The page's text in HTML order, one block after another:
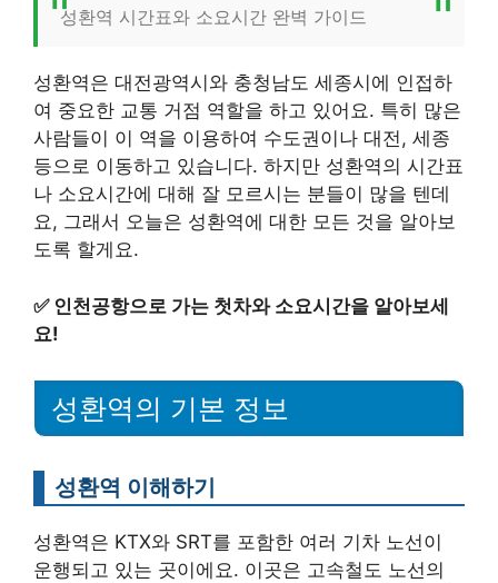
성환역 시간표와 소요시간 완벽 가이드
성환역은 대전광역시와 충청남도 세종시에 인접하
여 중요한 교통 거점 역할을 하고 있어요. 특히 많은
사람들이 이 역을 이용하여 수도권이나 대전, 세종
등으로 이동하고 있습니다. 하지만 성환역의 시간표
나 소요시간에 대해 잘 모르시는 분들이 많을 텐데
요, 그래서 오늘은 성환역에 대한 모든 것을 알아보
도록 할게요.
✅ 인천공항으로 가는 첫차와 소요시간을 알아보세
요!
성환역의 기본 정보
성환역 이해하기
성환역은 KTX와 SRT를 포함한 여러 기차 노선이
운행되고 있는 곳이에요. 이곳은 고속철도 노선의